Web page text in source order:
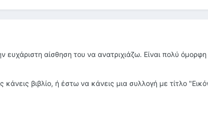
ευχάριστη αίσθηση του να ανατριχιάζω. Είναι πολύ
κάνεις βιβλίο, ή έστω να κάνεις μια συλλογή με τίτλο